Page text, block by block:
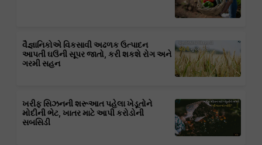
વૈજ્ઞાનિકોએ વિકસાવી અઢળક ઉત્પાદન
આપતી ઘઉંની સૂપર જાતો, કરી શકશે રોગ અને
ગરમી સહન
ખરીફ સિઝનની શરૂઆત પહેલા ખેડૂતોને
મોદીની ભેટ, ખાતર માટે આપી કરોડોની
સબસિડી